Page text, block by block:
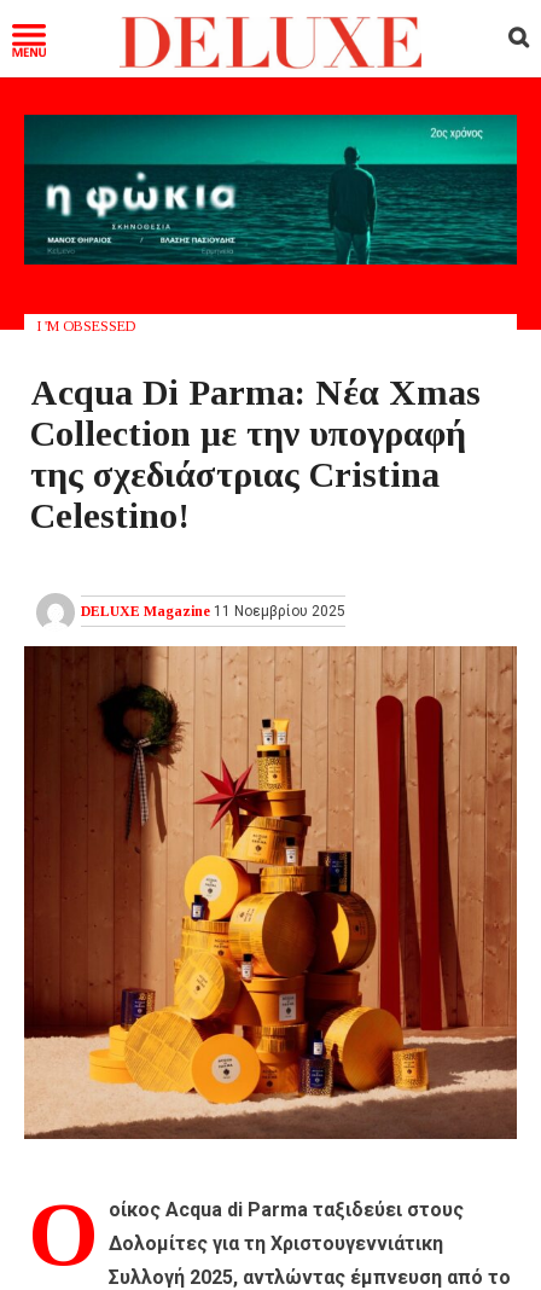
I 'M OBSESSED
Acqua Di Parma: Νέα Xmas
Collection με την υπογραφή
της σχεδιάστριας Cristina
Celestino!
DELUXE Magazine 11 Νοεμβρίου 2025
Ο
οίκος Acqua di Parma ταξιδεύει στους
Δολομίτες για τη Χριστουγεννιάτικη
Συλλογή 2025, αντλώντας έμπνευση από το